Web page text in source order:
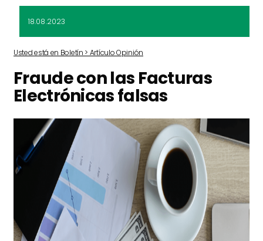
18.08.2023
Usted está en Boletín > Artículo Opinión
Fraude con las Facturas
Electrónicas falsas